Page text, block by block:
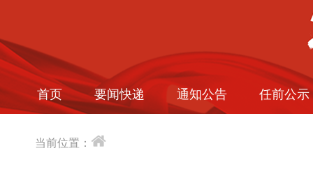
首页 要闻快递 通知公告 任前公示
当前位置：